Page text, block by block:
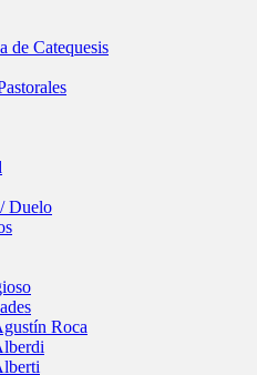
de Catequesis
Duelo
Roca